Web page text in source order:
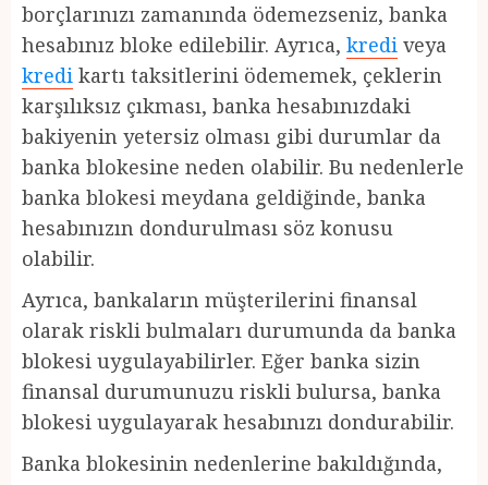
borçlarınızı zamanında ödemezseniz, banka
hesabınız bloke edilebilir. Ayrıca, kredi veya
kredi kartı taksitlerini ödememek, çeklerin
karşılıksız çıkması, banka hesabınızdaki
bakiyenin yetersiz olması gibi durumlar da
banka blokesine neden olabilir. Bu nedenlerle
banka blokesi meydana geldiğinde, banka
hesabınızın dondurulması söz konusu
olabilir.
Ayrıca, bankaların müşterilerini finansal
olarak riskli bulmaları durumunda da banka
blokesi uygulayabilirler. Eğer banka sizin
finansal durumunuzu riskli bulursa, banka
blokesi uygulayarak hesabınızı dondurabilir.
Banka blokesinin nedenlerine bakıldığında,